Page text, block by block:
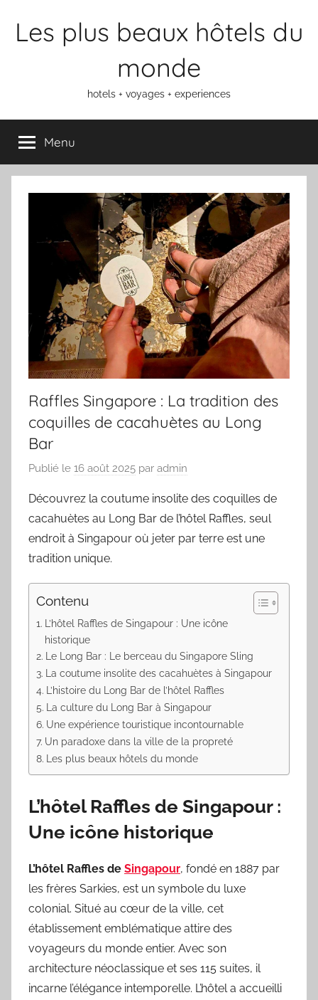
Les plus beaux hôtels du
monde
hotels + voyages + experiences
Menu
Raffles Singapore : La tradition des
coquilles de cacahuètes au Long
Bar
Publié le 16 août 2025 par admin
Découvrez la coutume insolite des coquilles de
cacahuètes au Long Bar de l’hôtel Raffles, seul
endroit à Singapour où jeter par terre est une
tradition unique.
Contenu
L’hôtel Raffles de Singapour : Une icône
historique
Le Long Bar : Le berceau du Singapore Sling
La coutume insolite des cacahuètes à Singapour
L’histoire du Long Bar de l’hôtel Raffles
La culture du Long Bar à Singapour
Une expérience touristique incontournable
Un paradoxe dans la ville de la propreté
Les plus beaux hôtels du monde
L’hôtel Raffles de Singapour :
Une icône historique
L’hôtel Raffles de Singapour, fondé en 1887 par
les frères Sarkies, est un symbole du luxe
colonial. Situé au cœur de la ville, cet
établissement emblématique attire des
voyageurs du monde entier. Avec son
architecture néoclassique et ses 115 suites, il
incarne l’élégance intemporelle. L’hôtel a accueilli